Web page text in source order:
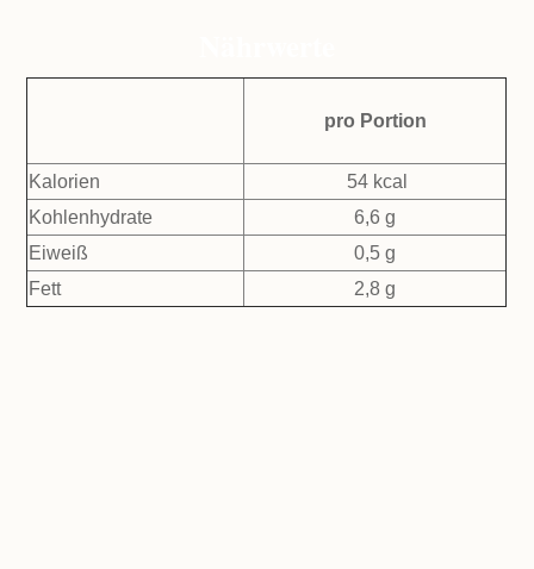
pro Portion
Kalorien
54 kcal
Kohlenhydrate
6,6 g
Eiweiß
0,5 g
Fett
2,8 g